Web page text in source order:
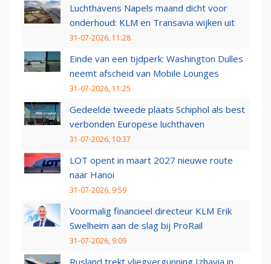
Luchthavens Napels maand dicht voor
onderhoud: KLM en Transavia wijken uit
31-07-2026, 11:28
Einde van een tijdperk: Washington Dulles
neemt afscheid van Mobile Lounges
31-07-2026, 11:25
Gedeelde tweede plaats Schiphol als best
verbonden Europese luchthaven
31-07-2026, 10:37
LOT opent in maart 2027 nieuwe route
naar Hanoi
31-07-2026, 9:59
Voormalig financieel directeur KLM Erik
Swelheim aan de slag bij ProRail
31-07-2026, 9:09